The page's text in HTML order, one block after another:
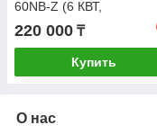
60NB-Z (6 КВТ,
ВСТРОЕННЫЙ ПУЛЬТ,
ВНУТРИ ОЦИНКОВКА,
СНАРУЖИ
220 000 ₸
Купить
О нас